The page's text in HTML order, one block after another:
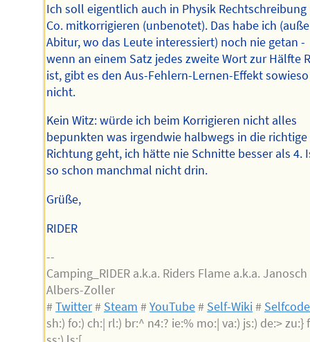
Ich soll eigentlich auch in Physik
Co. mitkorrigieren (unbenotet). Das habe ich
Abitur, wo das Leute interessiert) noch nie getan -
wenn an einem Satz jedes zweite Wort zur Hälfte
ist, gibt es den Aus-Fehlern-Lernen-Effekt sowieso
nicht.
Kein Witz: würde ich beim Korrigieren nicht alles
bepunkten was irgendwie halbwegs in die richtige
Richtung geht, ich hätte nie Schnitte besser als 4.
so schon manchmal nicht drin.
Grüße,
RIDER
--
Camping_RIDER a.k.a. Riders Flame a.k.a. Janosch
Albers-Zoller
#Twitter# Steam #YouTube# Self-Wiki# Selfcode
sh:) fo:) ch:| rl:) br:^ n4:? ie:% mo:| va:) js:) de:> zu:}